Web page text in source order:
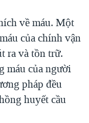
về máu. Một
của chính vận
ra và tồn trữ.
máu của người
pháp đều
huyết cầu